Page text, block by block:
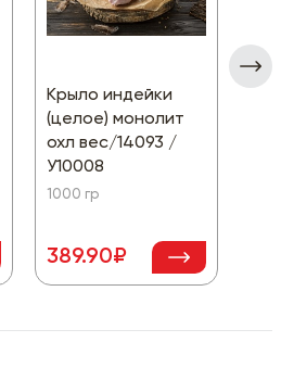
Крыло индейки
(целое) монолит
охл вес/14093 /
У10008
1000 гр
389.90₽